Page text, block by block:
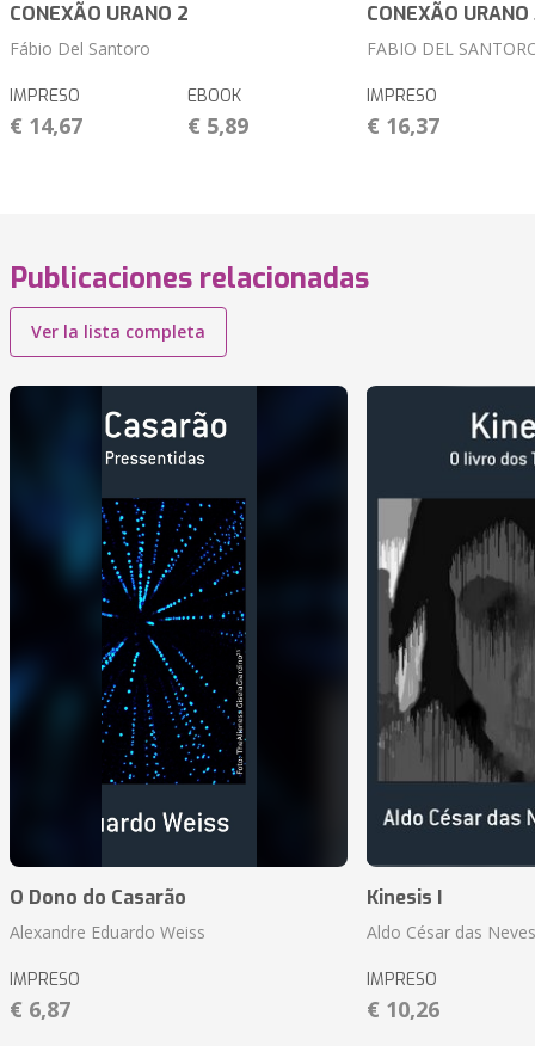
CONEXÃO URANO 2
Fábio Del Santoro
IMPRESO
€ 14,67
EBOOK
€ 5,89
CONEXÃO URANO
FABIO DEL
IMPRESO
€ 16,37
Publicaciones relacionadas
Ver la lista completa
O Dono do Casarão
Alexandre Eduardo Weiss
IMPRESO
€ 6,87
Kinesis I
Aldo César das
IMPRESO
€ 10,26